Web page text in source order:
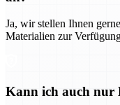
Ja, wir stellen Ihnen
Materialien zur
Kann ich auch nur